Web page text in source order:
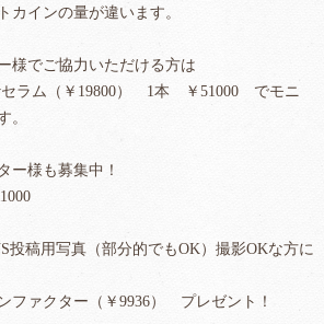
カインの量が違います。
様でご協力いただける方は
ラム（￥19800） 1本 ￥51000 でモニ
。
ー様も募集中！
投稿用写真（部分的でもOK）撮影OKな方に
ファクター（￥9936） プレゼント！